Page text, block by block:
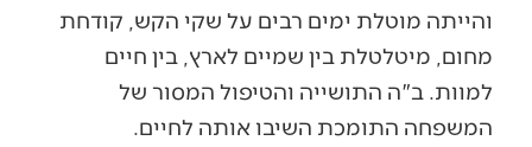
והייתה מוטלת ימים רבים על שקי הקש, קודחת
מחום, מיטלטלת בין שמיים לארץ, בין חיים
למוות. ב"ה התושייה והטיפול המסור של
המשפחה התומכת השיבו אותה לחיים.